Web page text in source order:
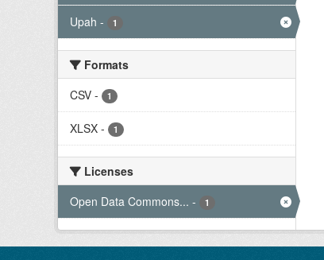
Upah - 1
Formats
CSV - 1
XLSX - 1
Licenses
Open Data Commons... - 1